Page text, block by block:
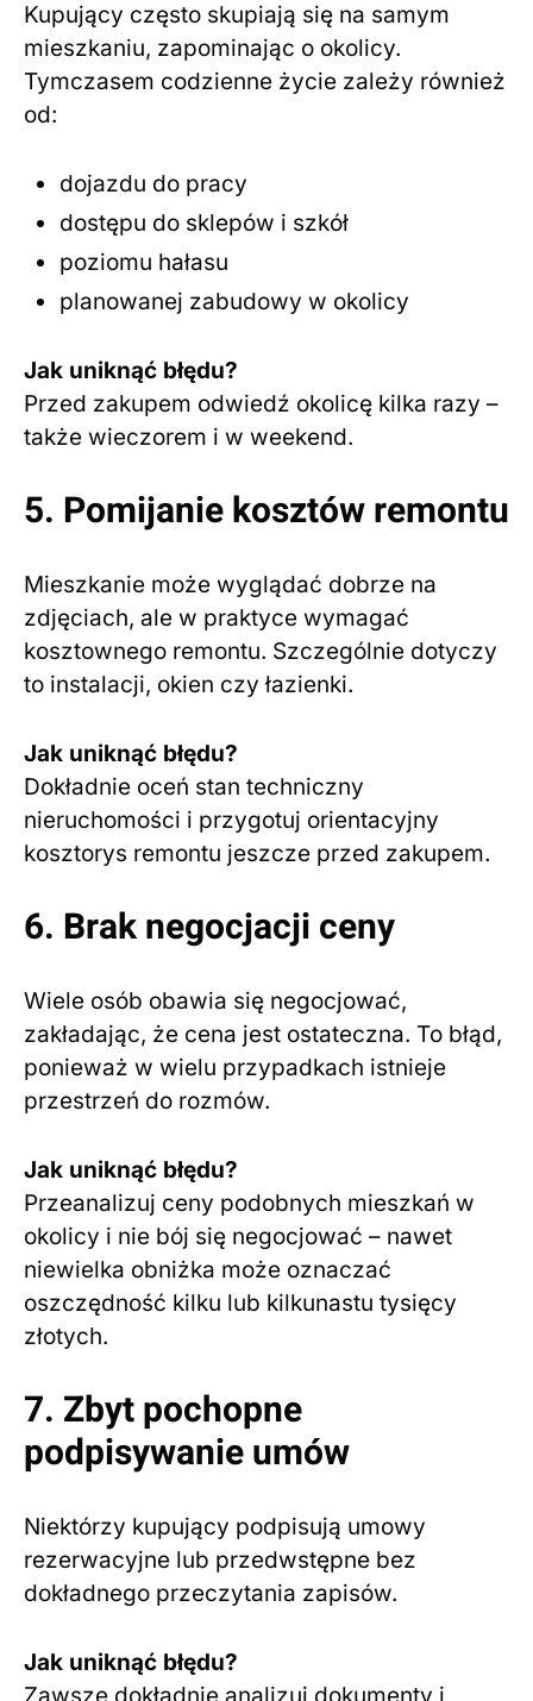
Kupujący często skupiają się na samym
mieszkaniu, zapominając o okolicy.
Tymczasem codzienne życie zależy również
od:
dojazdu do pracy
dostępu do sklepów i szkół
poziomu hałasu
planowanej zabudowy w okolicy
Jak uniknąć błędu?
Przed zakupem odwiedź okolicę kilka razy –
także wieczorem i w weekend.
5. Pomijanie kosztów remontu
Mieszkanie może wyglądać dobrze na
zdjęciach, ale w praktyce wymagać
kosztownego remontu. Szczególnie dotyczy
to instalacji, okien czy łazienki.
Jak uniknąć błędu?
Dokładnie oceń stan techniczny
nieruchomości i przygotuj orientacyjny
kosztorys remontu jeszcze przed zakupem.
6. Brak negocjacji ceny
Wiele osób obawia się negocjować,
zakładając, że cena jest ostateczna. To błąd,
ponieważ w wielu przypadkach istnieje
przestrzeń do rozmów.
Jak uniknąć błędu?
Przeanalizuj ceny podobnych mieszkań w
okolicy i nie bój się negocjować – nawet
niewielka obniżka może oznaczać
oszczędność kilku lub kilkunastu tysięcy
złotych.
7. Zbyt pochopne
podpisywanie umów
Niektórzy kupujący podpisują umowy
rezerwacyjne lub przedwstępne bez
dokładnego przeczytania zapisów.
Jak uniknąć błędu?